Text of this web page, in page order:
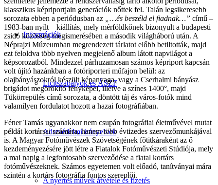
Információk
Licitszabályok és ÁSZF
Adatvédelmi irányelvek
A nyertes művek átvétele és fizetés
klasszikus képriportjain generációk nőttek fel. Talán legsikeresebb
sorozata ebben a periódusban az
„…és beszéld el fiadnak…” című –
1983-ban nyílt – kiállítás, mely mérföldkőnek bizonyult a budapesti
zsidó közösség megismerésében a második világháború után. A
Néprajzi Múzeumban megrendezett tárlatot előbb betiltották, majd
ezt feloldva több nyelven megjelenő album látott napvilágot a
képsorozatból. Mindezzel párhuzamosan számos képriport kapcsán
volt újító hazánkban a fotóriporteri műfajon belül: az
olajbányászokról készült képanyaga, vagy a Cserhalmi bányász
brigádot megörökítő fényképei, illetve a színes 1400°, majd
Tükörrepülés című sorozata, a döntött táj és város-fotók mind
valamilyen fordulatot hozott a hazai fotográfiában.
Féner Tamás ugyanakkor nem csupán fotográfiai életművével mutat
példát kortársai számára, hanem több évtizedes szervezőmunkájával
is. A Magyar Fotóművészek Szövetségének főtitkáraként az ő
kezdeményezésére jött létre a Fiatalok Fotóművészeti Stúdiója, mely
a mai napig a legfontosabb szerveződése a fiatal kortárs
fotóművészeknek. Számos egyetemen volt előadó, tanítványai mára
szintén a kortárs fotográfia fontos szereplői.